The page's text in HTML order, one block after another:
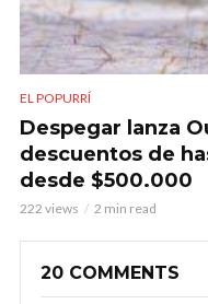
EL POPURRÍ
Despegar lanza
descuentos de
desde $500.000
222 views 2 min read
20 COMMENTS